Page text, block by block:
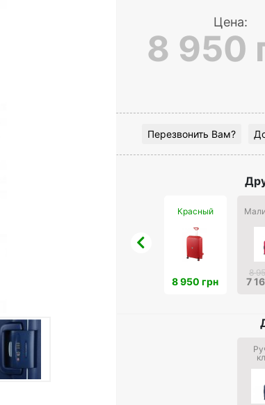
Цена:
8 950
Перезвонить Вам?
Красный
8 950 грн
8
7